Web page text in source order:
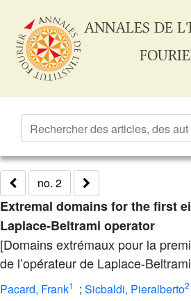
ANNALES DE
no. 2
Extremal domains for the first
Laplace-Beltrami operator
[Domains extrémaux pour la
de l’opérateur de Laplace-
Pacard, Frank1 ; Sicbaldi, Pieralberto2